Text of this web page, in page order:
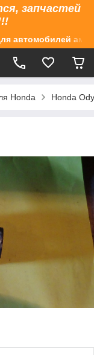
запчастей
автомобилей
Honda Honda